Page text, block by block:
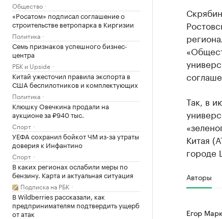
Общество
«Росатом» подписал соглашение о
строительстве ветропарка в Киргизии
Политика
Семь признаков успешного бизнес-
центра
РБК и Upside
Китай ужесточил правила экспорта в
США беспилотников и комплектующих
Политика
Клюшку Овечкина продали на
аукционе за ₽940 тыс.
Спорт
УЕФА сохранил бойкот ЧМ из-за утраты
доверия к Инфантино
Спорт
В каких регионах ослабили меры по
бензину. Карта и актуальная ситуация
Подписка на РБК
В Wildberries рассказали, как
предпринимателям подтвердить ущерб
от атак
Так, в
Китая
городе
Авторы
Егор